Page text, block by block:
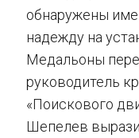
обнаружены
надежду на
Медальоны
руководитель
«Поискового
Шепелев